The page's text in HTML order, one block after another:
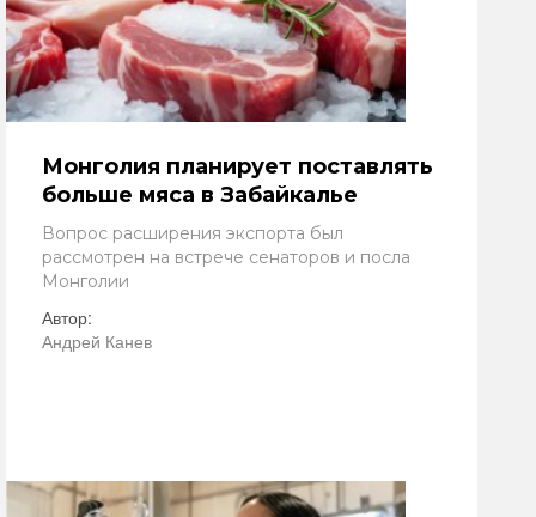
Монголия планирует поставлять
больше мяса в Забайкалье
Вопрос расширения экспорта был
рассмотрен на встрече сенаторов и посла
Монголии
Автор:
Андрей Канев